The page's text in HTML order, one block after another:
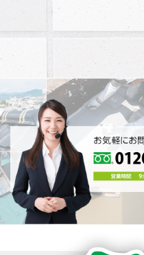
事 T様邸
以前から、漆喰部分が古くなっ